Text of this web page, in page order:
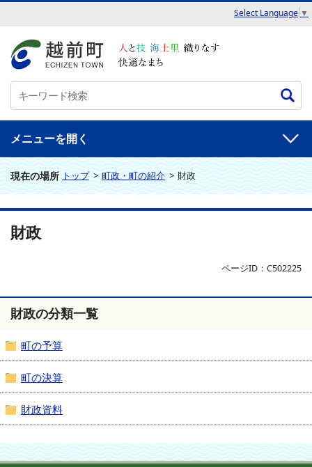
Select Language ▼
メニュー
現在の場所 トップ>町政・町の紹介>財政
財政
ページID：C502225
財政の分類一覧
町の予算
町の決算
財政資料